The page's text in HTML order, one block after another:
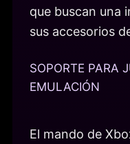
que buscan una
sus accesorios
SOPORTE PARA
EMULACIÓN
El mando de